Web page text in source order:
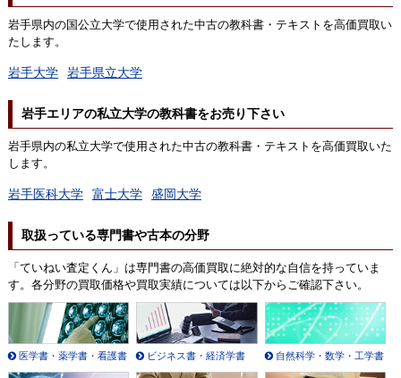
岩手県内の国公立大学で使用された中古の教科書・テキストを高価買取い
たします。
岩手大学 岩手県立大学
岩手エリアの私立大学の教科書をお売り下さい
岩手県内の私立大学で使用された中古の教科書・テキストを高価買取いた
します。
岩手医科大学 富士大学 盛岡大学
取扱っている専門書や古本の分野
「ていねい査定くん」は専門書の高価買取に絶対的な自信を持っていま
す。各分野の買取価格や買取実績については以下からご確認下さい。
医学書・薬学書・看護書 ビジネス書・経済学書 自然科学・数学・工学書